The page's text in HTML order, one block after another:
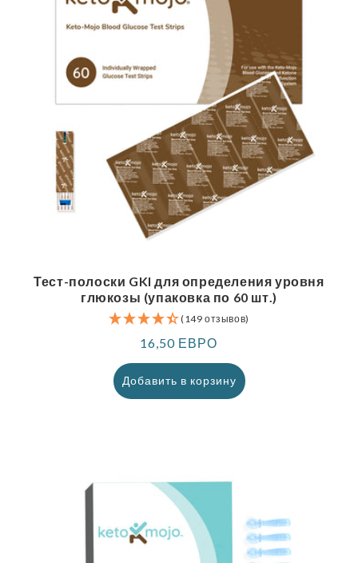
Тест-полоски GKI для определения уровня
глюкозы (упаковка по 60 шт.)
(149 отзывов)
Обычная
цена
16,50 ЕВРО
Добавить в корзину